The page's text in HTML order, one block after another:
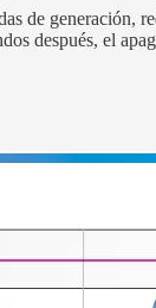
de
después, el